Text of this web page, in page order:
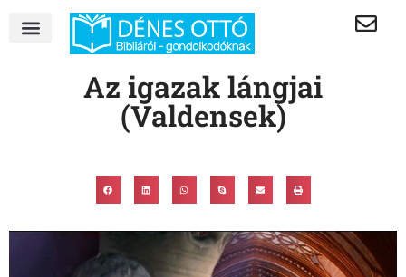
Az igazak lángjai
(Valdensek)